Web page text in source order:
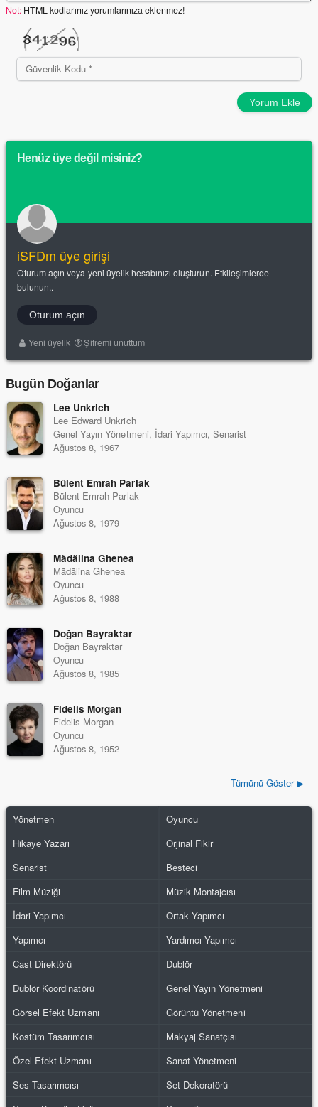
Not: HTML kodlarınız yorumlarınıza eklenmez!
Yorum Ekle
Henüz üye değil misiniz?
iSFDm üye girişi
Oturum açın veya yeni üyelik hesabınızı oluşturun. Etkileşimlerde
bulunun..
Oturum açın
Yeni üyelik Şifremi unuttum
Bugün Doğanlar
Lee Unkrich
Lee Edward Unkrich
Genel Yayın Yönetmeni, İdari Yapımcı, Senarist
Ağustos 8, 1967
Bülent Emrah Parlak
Bülent Emrah Parlak
Oyuncu
Ağustos 8, 1979
Mãdãlina Ghenea
Mãdãlina Ghenea
Oyuncu
Ağustos 8, 1988
Doğan Bayraktar
Doğan Bayraktar
Oyuncu
Ağustos 8, 1985
Fidelis Morgan
Fidelis Morgan
Oyuncu
Ağustos 8, 1952
Tümünü Göster ▶
Yönetmen
Oyuncu
Hikaye Yazarı
Orjinal Fikir
Senarist
Besteci
Film Müziği
Müzik Montajcısı
İdari Yapımcı
Ortak Yapımcı
Yapımcı
Yardımcı Yapımcı
Cast Direktörü
Dublör
Dublör Koordinatörü
Genel Yayın Yönetmeni
Görsel Efekt Uzmanı
Görüntü Yönetmeni
Kostüm Tasarımcısı
Makyaj Sanatçısı
Özel Efekt Uzmanı
Sanat Yönetmeni
Ses Tasarımcısı
Set Dekoratörü